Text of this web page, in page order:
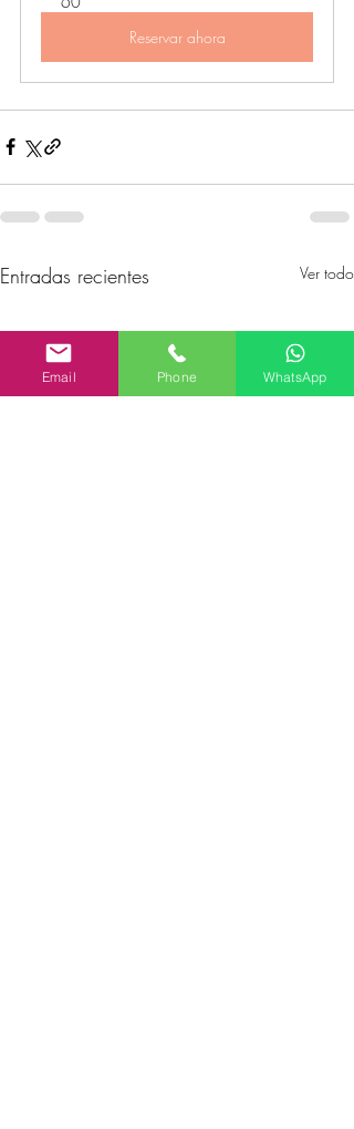
Reservar ahora
Entradas recientes Ver todo
Email Phone WhatsApp